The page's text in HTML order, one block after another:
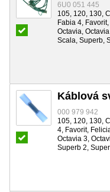
6U0 051 445
105, 120, 130,
Fabia 4,
Octavia,
Scala, Superb,
Káblová
000 979 942
105, 120, 130,
4, Favorit,
Octavia 3,
Superb 2,